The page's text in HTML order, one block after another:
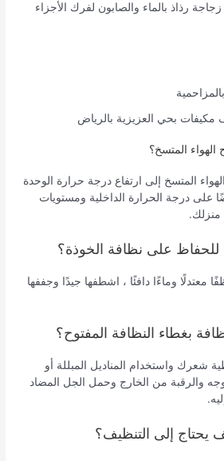
رذاذ بالماء والصابون لفرك الأجزاء
بحي العزيزية بالرياض
المتسخ؟
المتسخ إلى ارتفاع درجة حرارة الوحدة
على درجة الحرارة الداخلية ومستويات
منزلك.
على نظافة الخوذة؟
وماءًا دافئًا ، اشطفها جيدًا وجففها
بغطاء النظافة المفتوح؟
شعرك واستخدام المناديل المبللة أو
والرقبة من الخارج وحمل الجل المضاد
يحتاج إلى التنظيف؟